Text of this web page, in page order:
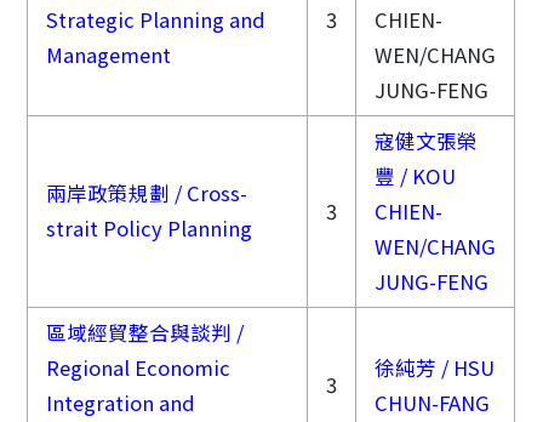
Strategic Planning and
Management
3
CHIEN-
WEN/CHANG
JUNG-FENG
兩岸政策規劃 / Cross-
strait Policy Planning
3
寇健文張榮
豐 / KOU
CHIEN-
WEN/CHANG
JUNG-FENG
區域經貿整合與談判 /
Regional Economic
Integration and
3
徐純芳 / HSU
CHUN-FANG